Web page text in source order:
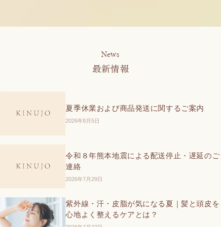
News
最新情報
夏季休業および商品発送に関するご案内
2026年8月5日
令和８年熊本地震による配送停止・遅延のご
連絡
2026年7月29日
紫外線・汗・皮脂が気になる夏｜髪と頭皮を
心地よく整えるケアとは？